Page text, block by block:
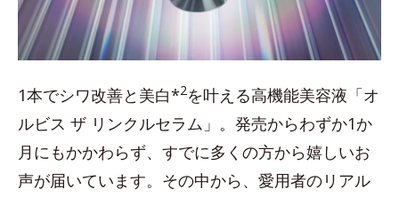
1本でシワ改善と美白*2を叶える高機能美容液「オ
ルビス ザ リンクルセラム」。発売からわずか1か
月にもかかわらず、すでに多くの方から嬉しいお
声が届いています。その中から、愛用者のリアル